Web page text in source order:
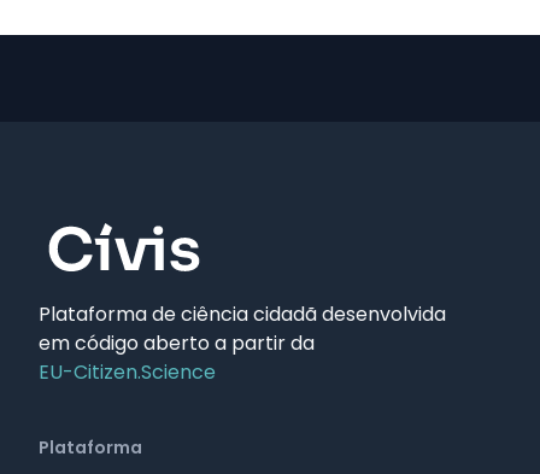
Plataforma de ciência cidadã desenvolvida
em código aberto a partir da
EU-Citizen.Science
Plataforma